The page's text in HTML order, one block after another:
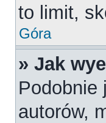
to limit,
Góra
» Jak
Podobnie
autorów,